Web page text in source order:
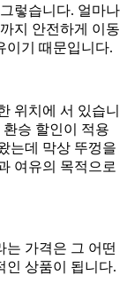
렇습니다. 얼마나
지 안전하게 이동
이기 때문입니다.
위치에 서 있습니
승 할인이 적용
는데 막상 뚜껑을
여유의 목적으로
는 가격은 그 어떤
인 상품이 됩니다.